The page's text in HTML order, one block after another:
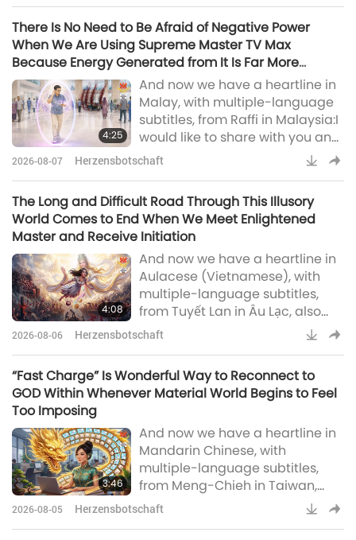
There Is No Need to Be Afraid of Negative Power
When We Are Using Supreme Master TV Max
Because Energy Generated from It Is Far More
Powerful than Any Negative Entity
4:25
And now we have a heartline in
Malay, with multiple-language
subtitles, from Raffi in Malaysia:I
would like to share with you an
experience which is scary, yet
fulfilling at the same time. I used
at a local hospital. Since the
waiting time took at least two-
plus hours, I turned on Supreme
Master TV Max on my Android,
and made my rounds around
the different treatment
2026-08-07 Herzensbotschaft
The Long and Difficult Road Through This Illusory
World Comes to End When We Meet Enlightened
Master and Receive Initiation
4:08
And now we have a heartline in
Aulacese (Vietnamese), with
multiple-language subtitles,
from Tuyết Lan in Âu Lạc, also
known as Vietnam:Beloved
Supreme Master Ching Hai, I
to You. I would like to share my
experience and affinity on the
gave birth to my fourth child. At
that time, I suffered severe
hemorrhaging, and my health
became
2026-08-06 Herzensbotschaft
“Fast Charge” Is Wonderful Way to Reconnect to
GOD Within Whenever Material World Begins to Feel
Too Imposing
3:46
And now we have a heartline in
Mandarin Chinese, with
multiple-language subtitles,
from Meng-Chieh in Taiwan,
also known as
2026-08-05 Herzensbotschaft